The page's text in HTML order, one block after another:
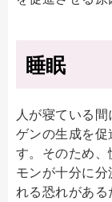
睡眠
人が寝ている
ゲンの生成を
す。そのため
モンが十分に
れる恐れがある